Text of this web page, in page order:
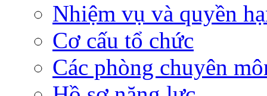
Nhiệm vụ và quyền
Cơ cấu tổ chức
Các phòng chuyên